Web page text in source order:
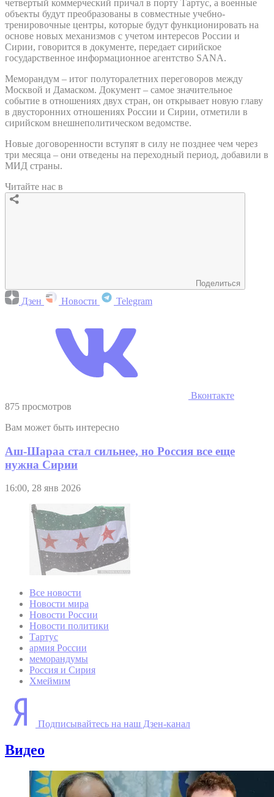
четвертый коммерческий причал в порту Тартус, а военные
объекты будут преобразованы в совместные учебно-
тренировочные центры, которые будут функционировать на
основе новых механизмов с учетом интересов России и
Сирии, говорится в документе, передает сирийское
государственное информационное агентство SANA.
Меморандум – итог полуторалетних переговоров между
Москвой и Дамаском. Документ – самое значительное
событие в отношениях двух стран, он открывает новую главу
в двусторонних отношениях России и Сирии, отметили в
сирийском внешнеполитическом ведомстве.
Новые договоренности вступят в силу не позднее чем через
три месяца – они отведены на переходный период, добавили в
МИД страны.
Читайте нас в
Поделиться
Дзен Новости Telegram
Вконтакте
875 просмотров
Вам может быть интересно
Аш-Шараа стал сильнее, но Россия все еще
нужна Сирии
16:00, 28 янв 2026
Все новости
Новости мира
Новости России
Новости политики
Тартус
армия России
меморандумы
Россия и Сирия
Хмеймим
Подписывайтесь на наш Дзен-канал
Видео